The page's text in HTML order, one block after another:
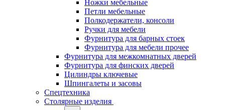
Ножки мебельные
Петли мебельные
Полкодержатели, консоли
Ручки для мебели
Фурнитура для барных стоек
Фурнитура для мебели прочее
Фурнитура для межкомнатных дверей
Фурнитура для финских дверей
Цилиндры ключевые
Шпингалеты и засовы
Спецтехника
Столярные изделия